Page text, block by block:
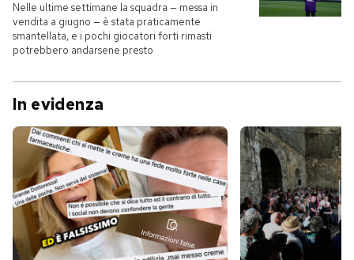
Nelle ultime settimane la squadra — messa in
vendita a giugno — è stata praticamente
smantellata, e i pochi giocatori forti rimasti
potrebbero andarsene presto
In evidenza